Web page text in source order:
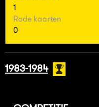
1
Rode kaarten
0
1983-1984